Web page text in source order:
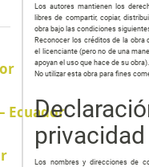
Ecuador
Los autores mantienen los
libres de compartir, copiar,
obra bajo las condiciones
Reconocer los créditos de la obra
el licenciante (pero no de una
apoyan el uso que hace de su obra).
No utilizar esta obra para fines
privacidad
Los nombres y direcciones de